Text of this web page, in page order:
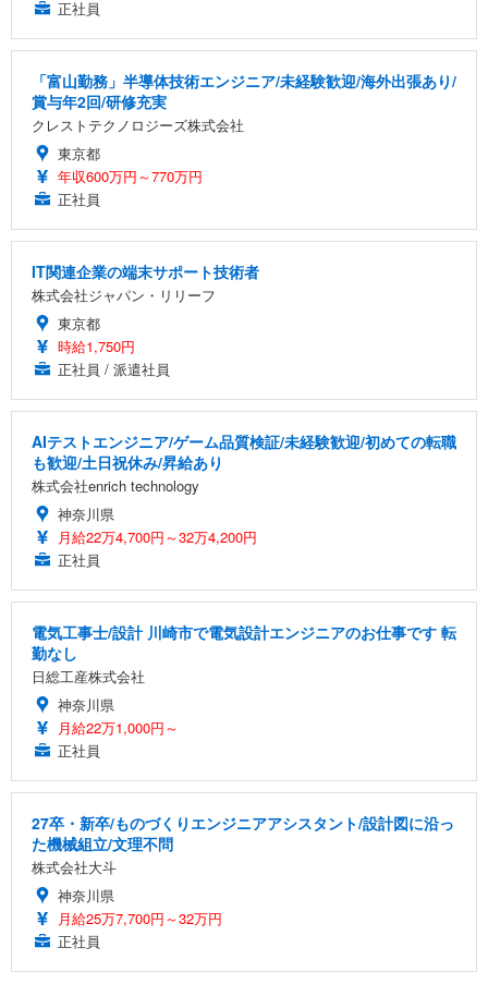
正社員
「富山勤務」半導体技術エンジニア/未経験歓迎/海外出張あり/
賞与年2回/研修充実
クレストテクノロジーズ株式会社
東京都
年収600万円～770万円
正社員
IT関連企業の端末サポート技術者
株式会社ジャパン・リリーフ
東京都
時給1,750円
正社員 / 派遣社員
AIテストエンジニア/ゲーム品質検証/未経験歓迎/初めての転職
も歓迎/土日祝休み/昇給あり
株式会社enrich technology
神奈川県
月給22万4,700円～32万4,200円
正社員
電気工事士/設計 川崎市で電気設計エンジニアのお仕事です 転
勤なし
日総工産株式会社
神奈川県
月給22万1,000円～
正社員
27卒・新卒/ものづくりエンジニアアシスタント/設計図に沿っ
た機械組立/文理不問
株式会社大斗
神奈川県
月給25万7,700円～32万円
正社員